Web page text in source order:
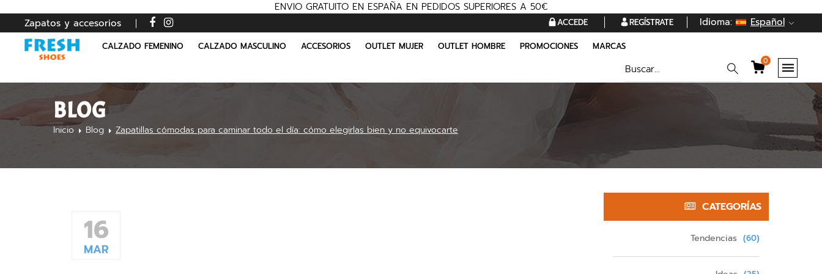
ENVIO GRATUITO EN ESPAÑA EN PEDIDOS SUPERIORES A 50€
Zapatos y accesorios
ACCEDE REGÍSTRATE Idioma: Español
CALZADO FEMENINO CALZADO MASCULINO ACCESORIOS OUTLET MUJER OUTLET HOMBRE PROMOCIONES MARCAS
0
BLOG
Inicio Blog Zapatillas cómodas para caminar todo el día: cómo elegirlas bien y no equivocarte
16
MAR
CATEGORÍAS
Tendencias (60)